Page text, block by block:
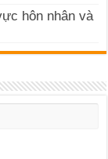
hôn nhân và